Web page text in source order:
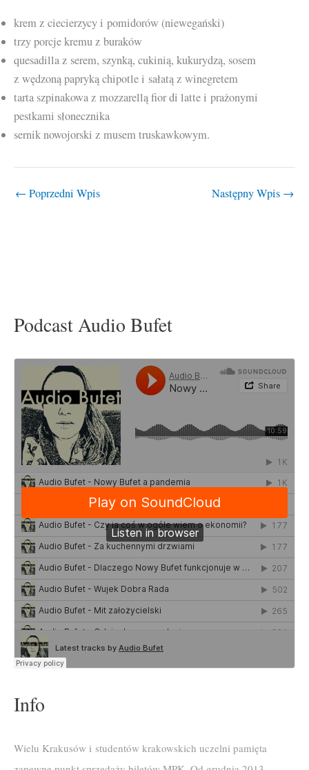
krem z ciecierzycy i pomidorów (niewegański)
trzy porcje kremu z buraków
quesadilla z serem, szynką, cukinią, kukurydzą, sosem
z wędzoną papryką chipotle i sałatą z winegretem
tarta szpinakowa z mozzarellą fior di latte i prażonymi
pestkami słonecznika
sernik nowojorski z musem truskawkowym.
← Poprzedni Wpis Następny Wpis →
Podcast Audio Bufet
Info
Wielu Krakusów i studentów krakowskich uczelni pamięta